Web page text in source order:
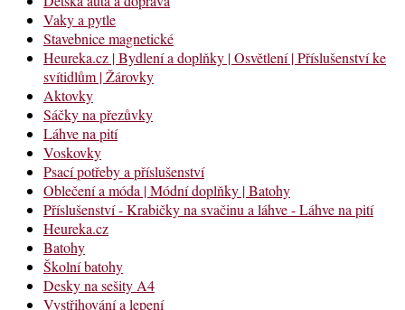
Vaky a pytle
Stavebnice magnetické
Heureka.cz | Bydlení a doplňky | Osvětlení | Příslušenství ke
svítidlům | Žárovky
Aktovky
Sáčky na přezůvky
Láhve na pití
Voskovky
Psací potřeby a příslušenství
Oblečení a móda | Módní doplňky | Batohy
Příslušenství - Krabičky na svačinu a láhve - Láhve na pití
Heureka.cz
Batohy
Školní batohy
Desky na sešity A4
Vystřihování a lepení